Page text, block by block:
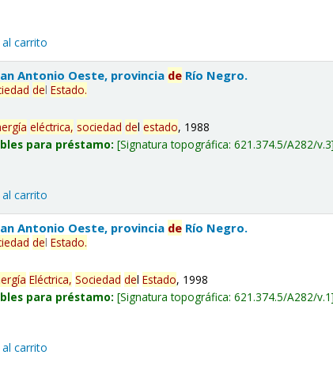
carrito
Antonio Oeste, provincia de Río Negro.
delEstado.
eléctrica, sociedad delestado, 1988
para préstamo: Signatura topográfica:621.374.5/A282/v.3
carrito
Antonio Oeste, provincia de Río Negro.
delEstado.
Eléctrica, Sociedad delEstado, 1998
para préstamo: Signatura topográfica:621.374.5/A282/v.1
carrito